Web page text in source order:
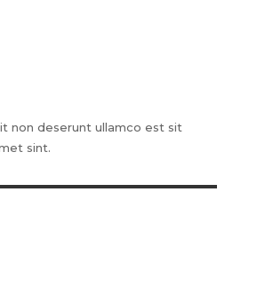
non deserunt ullamco est sit
sint.